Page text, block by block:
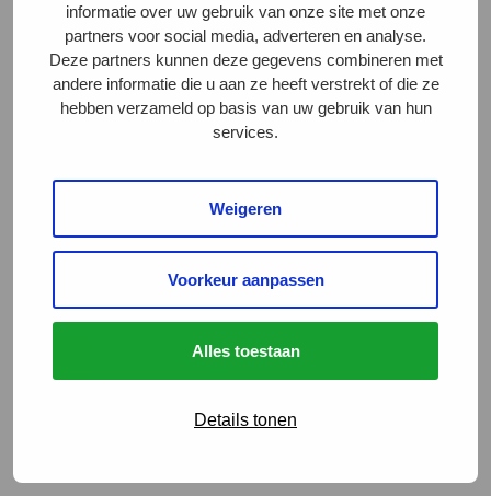
informatie over uw gebruik van onze site met onze
partners voor social media, adverteren en analyse.
Deze partners kunnen deze gegevens combineren met
andere informatie die u aan ze heeft verstrekt of die ze
hebben verzameld op basis van uw gebruik van hun
services.
Weigeren
Voorkeur aanpassen
Alles toestaan
Details tonen
Supermarkten stappen over op
kipvleeswaren met Beter Leven
keurmerk
diervriendelijker aanbod